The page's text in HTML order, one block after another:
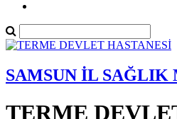
SAMSUN İL SAĞLIK
TERME